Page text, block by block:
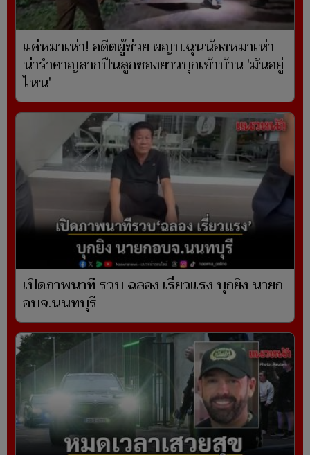
แค่หมาเห่า! อดีตผู้ช่วย ผญบ.ฉุนน้องหมาเห่า
น่ารำคาญลากปืนลูกซองยาวบุกเข้าบ้าน 'มันอยู่
ไหน'
เปิดภาพนาที รวบ ฉลอง เรี่ยวแรง บุกยิง นายก
อบจ.นนทบุรี